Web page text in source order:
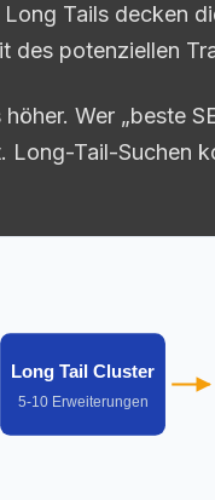
Tails decken
des potenziellen
Wer „beste
Long-Tail-Suchen
Long Tail Cluster
5-10 Erweiterungen